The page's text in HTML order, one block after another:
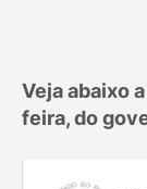
Veja abaixo
feira, do